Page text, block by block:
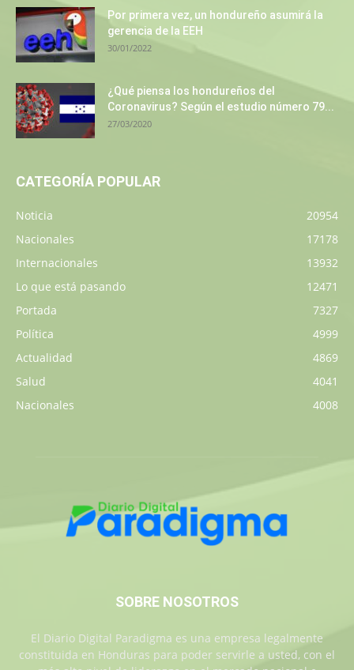
Por primera vez, un hondureño asumirá la
gerencia de la EEH
30/01/2022
¿Qué piensa los hondureños del
Coronavirus? Según el estudio número 79...
27/03/2020
CATEGORÍA POPULAR
Noticia
20954
Nacionales
17178
Internacionales
13932
Lo que está pasando
12471
Portada
7327
Política
4999
Actualidad
4869
Salud
4041
Nacionales
4008
SOBRE NOSOTROS
El Diario Digital Paradigma es una empresa legalmente
constituida en Honduras para poder servirle a usted, con el